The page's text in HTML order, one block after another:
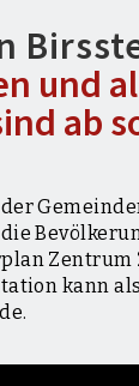
und
ab
Zentrum
kann als